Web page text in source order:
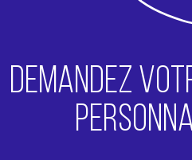
DEMANDEZ